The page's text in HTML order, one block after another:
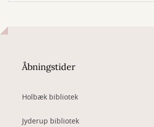
Åbningstider
Holbæk bibliotek
Jyderup bibliotek